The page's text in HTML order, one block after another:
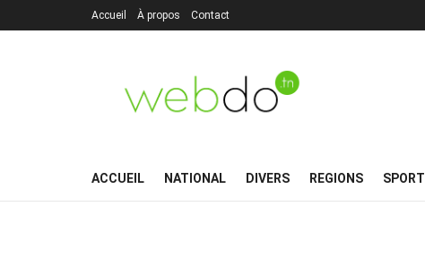
Accueil À propos Contact
ACCUEIL NATIONAL DIVERS REGIONS SPORT